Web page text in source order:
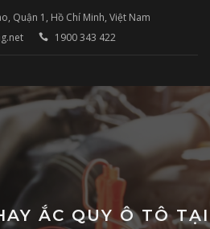
Quận 1, Hồ Chí Minh, Việt Nam
1900 343 422
ẮC QUY Ô TÔ TẠI